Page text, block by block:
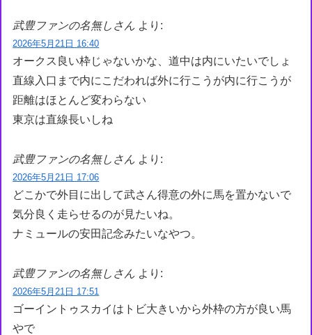
武豊ファンの名無しさん より:
2026年5月21日 16:40
オークス良い枠じゃないかな、道中は内にいたいでしょ
直線入口まで内にこだわれば外に行こうが内に行こうが
距離はほとんど変わらない
東京は直線長いしね
武豊ファンの名無しさん より:
2026年5月21日 17:06
どこかで外目に出して武さん得意の外に馬を置かないで
気分良く走らせるのが見たいね。
ナミュールの安田記念みたいなやつ。
武豊ファンの名無しさん より:
2026年5月21日 17:51
ゴーイントゥスカイはトビ大きいから外枠の方が良い馬
やで